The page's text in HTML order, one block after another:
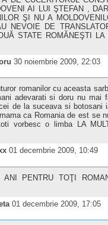
AI LUI ŞTEFAN ,
ŞI NU A
NEVOIE DE
STATE ROMĂNEŞTI
30 noiembrie 2009, 22:03
romanilor cu aceasta
adevarati si doru nu mai
de la suceava si
ca Romania de est se
vorbesc o limba LA
01 decembrie 2009, 10:49
ANI PENTRU TOŢI
01 decembrie 2009, 17:05